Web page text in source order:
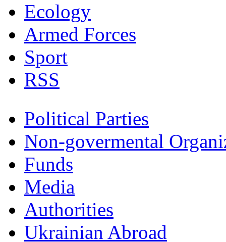
Ecology
Armed Forces
Sport
RSS
Political Parties
Non-govermental
Funds
Мedia
Authorities
Ukrainian Abroad